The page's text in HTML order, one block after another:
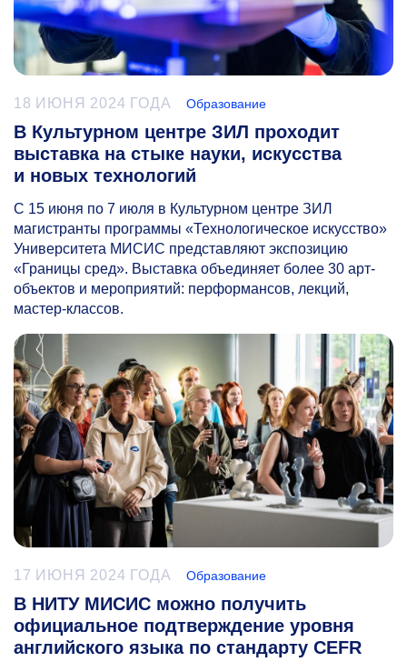
18 ИЮНЯ 2024 ГОДА Образование
В Культурном центре ЗИЛ проходит
выставка на стыке науки, искусства
и новых технологий
С 15 июня по 7 июля в Культурном центре ЗИЛ
магистранты программы «Технологическое искусство»
Университета МИСИС представляют экспозицию
«Границы сред». Выставка объединяет более 30 арт-
объектов и мероприятий: перформансов, лекций,
мастер-классов.
17 ИЮНЯ 2024 ГОДА Образование
В НИТУ МИСИС можно получить
официальное подтверждение уровня
английского языка по стандарту CEFR